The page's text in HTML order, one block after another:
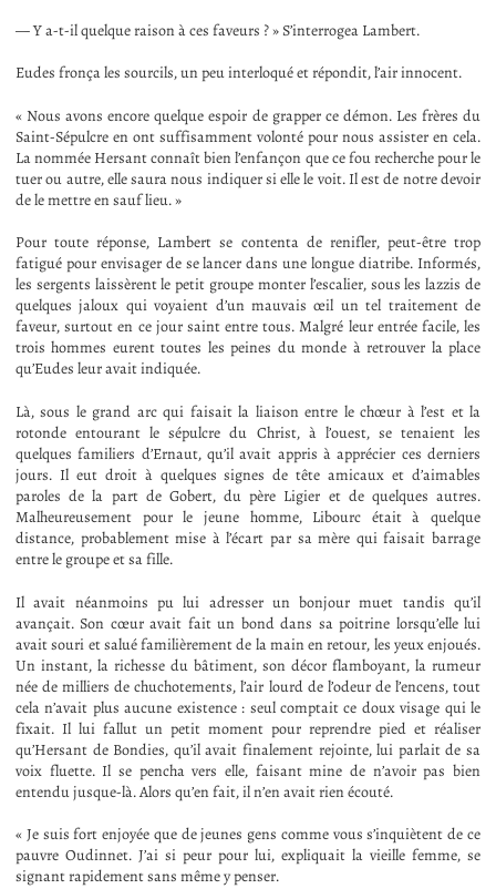
— Y a-t-il quelque raison à ces faveurs ? » S’interrogea Lambert.
Eudes fronça les sourcils, un peu interloqué et répondit, l’air innocent.
« Nous avons encore quelque espoir de grapper ce démon. Les frères du
Saint-Sépulcre en ont suffisamment volonté pour nous assister en cela.
La nommée Hersant connaît bien l’enfançon que ce fou recherche pour le
tuer ou autre, elle saura nous indiquer si elle le voit. Il est de notre devoir
de le mettre en sauf lieu. »
Pour toute réponse, Lambert se contenta de renifler, peut-être trop
fatigué pour envisager de se lancer dans une longue diatribe. Informés,
les sergents laissèrent le petit groupe monter l’escalier, sous les lazzis de
quelques jaloux qui voyaient d’un mauvais œil un tel traitement de
faveur, surtout en ce jour saint entre tous. Malgré leur entrée facile, les
trois hommes eurent toutes les peines du monde à retrouver la place
qu’Eudes leur avait indiquée.
Là, sous le grand arc qui faisait la liaison entre le chœur à l’est et la
rotonde entourant le sépulcre du Christ, à l’ouest, se tenaient les
quelques familiers d’Ernaut, qu’il avait appris à apprécier ces derniers
jours. Il eut droit à quelques signes de tête amicaux et d’aimables
paroles de la part de Gobert, du père Ligier et de quelques autres.
Malheureusement pour le jeune homme, Libourc était à quelque
distance, probablement mise à l’écart par sa mère qui faisait barrage
entre le groupe et sa fille.
Il avait néanmoins pu lui adresser un bonjour muet tandis qu’il
avançait. Son cœur avait fait un bond dans sa poitrine lorsqu’elle lui
avait souri et salué familièrement de la main en retour, les yeux enjoués.
Un instant, la richesse du bâtiment, son décor flamboyant, la rumeur
née de milliers de chuchotements, l’air lourd de l’odeur de l’encens, tout
cela n’avait plus aucune existence : seul comptait ce doux visage qui le
fixait. Il lui fallut un petit moment pour reprendre pied et réaliser
qu’Hersant de Bondies, qu’il avait finalement rejointe, lui parlait de sa
voix fluette. Il se pencha vers elle, faisant mine de n’avoir pas bien
entendu jusque-là. Alors qu’en fait, il n’en avait rien écouté.
« Je suis fort enjoyée que de jeunes gens comme vous s’inquiètent de ce
pauvre Oudinnet. J’ai si peur pour lui, expliquait la vieille femme, se
signant rapidement sans même y penser.